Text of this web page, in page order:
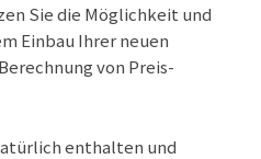
Sie die Möglichkeit und
Einbau Ihrer neuen
von Preis-
enthalten und